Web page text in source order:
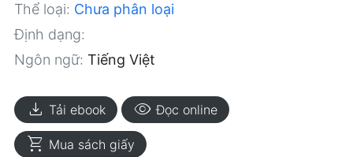
Thể loại: Chưa phân loại
Định dạng:
Ngôn ngữ: Tiếng Việt
download Tải ebook visibility Đọc online
shopping_cart Mua sách giấy